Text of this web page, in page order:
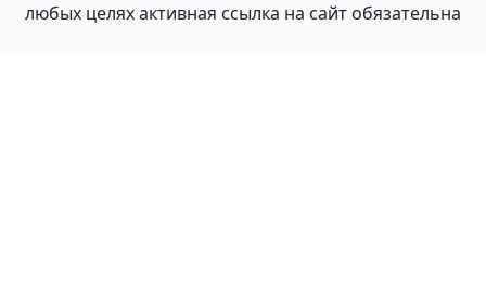
любых целях активная ссылка на сайт обязательна